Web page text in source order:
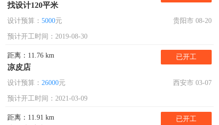
找设计120平米
设计预算： 5000元 贵阳市 08-20
预计开工时间：2019-08-30
距离：11.76 km
凉皮店
已开工
设计预算： 26000元 西安市 03-07
预计开工时间：2021-03-09
距离：11.91 km 已开工